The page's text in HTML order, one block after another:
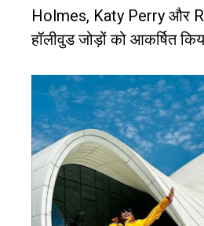
Holmes, Katy Perry और
हॉलीवुड जोड़ों को आकर्षित